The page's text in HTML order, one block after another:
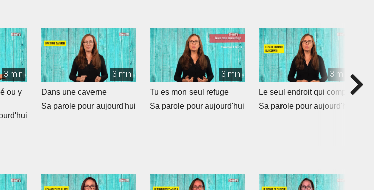
3 min
ou y
3 min
Dans une caverne
Sa parole pour aujourd'hui
3 min
Tu es mon seul refuge
Sa parole pour aujourd'hui
3 min
Le seul endroit qui compte
Sa parole pour aujourd'hui